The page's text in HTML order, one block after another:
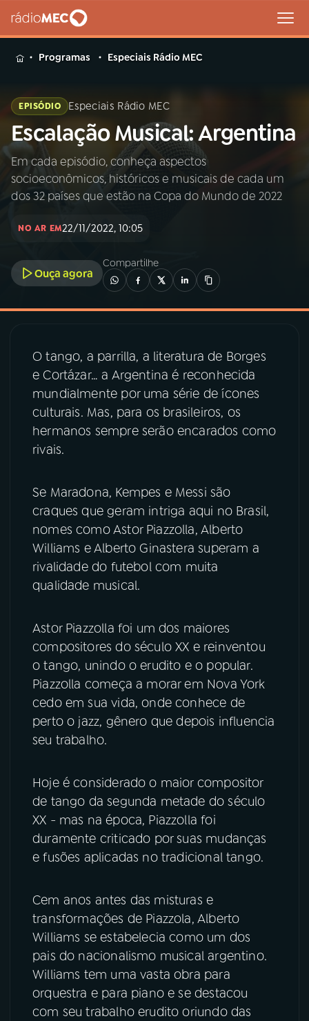
MENU
Buscar
na
Rádio
MEC
Buscar
Início
PROGRAMAS
05PODCASTS
ÚLTIMAS
08PRÊMIO RÁDIO MEC
YouTube Facebook
Instagram X
TikTok
Programas Especiais Rádio MEC
EPISÓDIO Especiais Rádio MEC
Escalação Musical: Argentina
Em cada episódio, conheça aspectos
socioeconômicos, históricos e musicais de cada um
dos 32 países que estão na Copa do Mundo de 2022
NO AR EM22/11/2022, 10:05
Ouça agora
Compartilhe
O tango, a parrilla, a literatura de Borges
e Cortázar… a Argentina é reconhecida
mundialmente por uma série de ícones
culturais. Mas, para os brasileiros, os
hermanos sempre serão encarados como
rivais.
Se Maradona, Kempes e Messi são
craques que geram intriga aqui no Brasil,
nomes como Astor Piazzolla, Alberto
Williams e Alberto Ginastera superam a
rivalidade do futebol com muita
qualidade musical.
Astor Piazzolla foi um dos maiores
compositores do século XX e reinventou
o tango, unindo o erudito e o popular.
Piazzolla começa a morar em Nova York
cedo em sua vida, onde conhece de
perto o jazz, gênero que depois influencia
seu trabalho.
Hoje é considerado o maior compositor
de tango da segunda metade do século
XX - mas na época, Piazzolla foi
duramente criticado por suas mudanças
e fusões aplicadas no tradicional tango.
Cem anos antes das misturas e
transformações de Piazzola, Alberto
Williams se estabelecia como um dos
pais do nacionalismo musical argentino.
Williams tem uma vasta obra para
orquestra e para piano e se destacou
com seu trabalho erudito oriundo das